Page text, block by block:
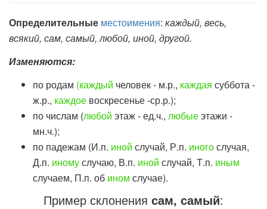
Определительные местоимения: каждый, весь,
всякий, сам, самый, любой, иной, другой.
Изменяются:
по родам (каждый человек - м.р., каждая суббота -
ж.р., каждое воскресенье -ср.р.);
по числам (любой этаж - ед.ч., любыеэтажи -
мн.ч.);
по падежам (И.п. иной случай, Р.п. иногослучая,
Д.п. иномуслучаю, В.п. иной случай, Т.п. иным
случаем, П.п. об ином случае).
Пример склонения сам, самый: